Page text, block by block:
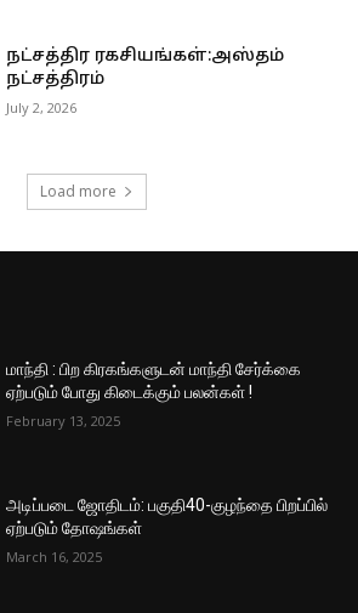
நட்சத்திர ரகசியங்கள்:அஸ்தம்
நட்சத்திரம்
July 2, 2026
Load more
மாந்தி : பிற கிரகங்களுடன் மாந்தி சேர்க்கை
ஏற்படும் போது கிடைக்கும் பலன்கள் !
February 13, 2025
அடிப்படை ஜோதிடம்: பகுதி40-குழந்தை பிறப்பில்
ஏற்படும் தோஷங்கள்
March 16, 2025